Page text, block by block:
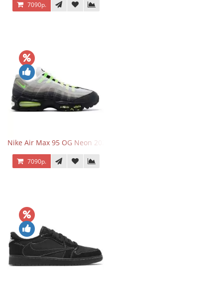
7090р.
Nike Air Max 95 OG Neon 2025
7090р.